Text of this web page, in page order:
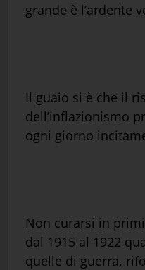
grande è l’ardente
Il guaio si è che il
dell’inflazionismo
ogni giorno
Non curarsi in
dal 1915 al 1922
quelle di guerra,